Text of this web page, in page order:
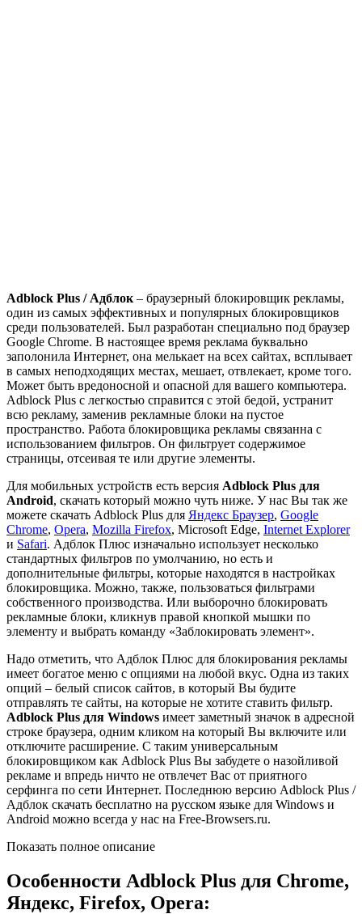
Adblock Plus / Адблок – браузерный блокировщик рекламы,
один из самых эффективных и популярных блокировщиков
среди пользователей. Был разработан специально под браузер
Google Chrome. В настоящее время реклама буквально
заполонила Интернет, она мелькает на всех сайтах, всплывает
в самых неподходящих местах, мешает, отвлекает, кроме того.
Может быть вредоносной и опасной для вашего компьютера.
Adblock Plus с легкостью справится с этой бедой, устранит
всю рекламу, заменив рекламные блоки на пустое
пространство. Работа блокировщика рекламы связанна с
использованием фильтров. Он фильтрует содержимое
страницы, отсеивая те или другие элементы.
Для мобильных устройств есть версия Adblock Plus для
Android, скачать который можно чуть ниже. У нас Вы так же
можете скачать Adblock Plus для Яндекс Браузер, Google
Chrome, Opera, Mozilla Firefox, Microsoft Edge, Internet Explorer
и Safari. Адблок Плюс изначально использует несколько
стандартных фильтров по умолчанию, но есть и
дополнительные фильтры, которые находятся в настройках
блокировщика. Можно, также, пользоваться фильтрами
собственного производства. Или выборочно блокировать
рекламные блоки, кликнув правой кнопкой мышки по
элементу и выбрать команду «Заблокировать элемент».
Надо отметить, что Адблок Плюс для блокирования рекламы
имеет богатое меню с опциями на любой вкус. Одна из таких
опций – белый список сайтов, в который Вы будите
отправлять те сайты, на которые не хотите ставить фильтр.
Adblock Plus для Windows имеет заметный значок в адресной
строке браузера, одним кликом на который Вы включите или
отключите расширение. С таким универсальным
блокировщиком как Adblock Plus Вы забудете о назойливой
рекламе и впредь ничто не отвлечет Вас от приятного
серфинга по сети Интернет. Последнюю версию Adblock Plus /
Адблок скачать бесплатно на русском языке для Windows и
Android можно всегда у нас на Free-Browsers.ru.
Показать полное описание
Особенности Adblock Plus для Chrome,
Яндекс, Firefox, Opera: